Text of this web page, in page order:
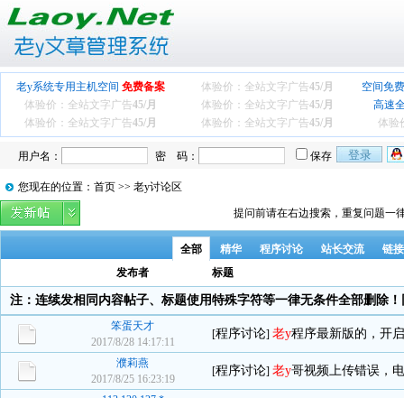
老y系统专用主机空间 免费备案 体验价：全站文字广告45/月
空间免
体验价：全站文字广告45/月 体验价：全站文字广告45/月
高速
体验价：全站文字广告45/月 体验价：全站文字广告45/月 体验
用户名： 密 码： 保存
您现在的位置：首页 >> 老y讨论区
提问前请在右边搜索，重复问题一
全部 精华 程序讨论 站长交流
链
发布者
标题
注：连续发相同内容帖子、标题使用特殊字符等一律无条件全部删除
笨蛋天才
2017/8/28 14:17:11
[程序讨论] 老y程序最新版的，开
濮莉燕
2017/8/25 16:23:19
[程序讨论] 老y哥视频上传错误，